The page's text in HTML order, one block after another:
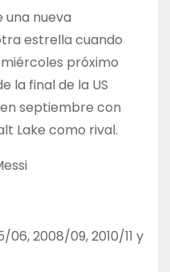
nueva
estrella cuando
próximo
la final de la US
septiembre con
Lake como rival.
2008/09, 2010/11 y